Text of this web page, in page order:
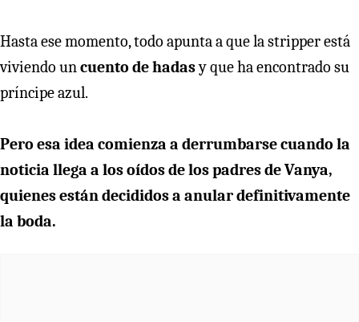
Hasta ese momento, todo apunta a que la stripper está
viviendo un cuento de hadasy que ha encontrado su
príncipe azul.
Pero esa idea comienza a derrumbarse cuando la
noticia llega a los oídos de los padres de Vanya,
quienes están decididos a anular definitivamente
la boda.